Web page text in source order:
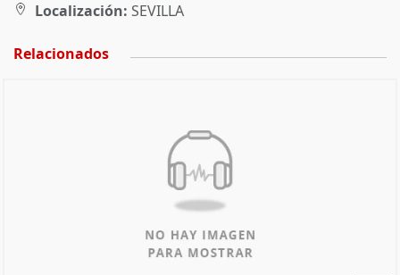
Localización: SEVILLA
Relacionados